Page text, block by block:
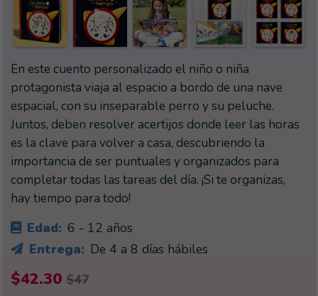
En este cuento personalizado el niño o niña
protagonista viaja al espacio a bordo de una nave
espacial, con su inseparable perro y su peluche.
Juntos, deben resolver acertijos donde leer las horas
es la clave para volver a casa, descubriendo la
importancia de ser puntuales y organizados para
completar todas las tareas del día. ¡Si te organizas,
hay tiempo para todo!
Edad: 6 - 12 años
Entrega: De 4 a 8 días hábiles
$42.30 $47